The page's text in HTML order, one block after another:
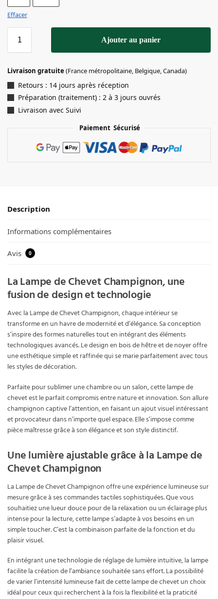
Effacer
Ajouter au panier
Livraison gratuite (France métropolitaine, Belgique, Canada)
Retours : 14 jours après réception
Préparation (traitement) : 2 à 3 jours ouvrés
Livraison avec Suivi
Paiement Sécurisé
Description
Informations complémentaires
Avis 0
La Lampe de Chevet Champignon, une
fusion de design et technologie
Avec la Lampe de Chevet Champignon, chaque intérieur se
transforme en un havre de modernité et d’élégance. Sa conception
s’inspire des formes naturelles tout en intégrant des éléments
technologiques avancés. Le design en bois de hêtre et de noyer offre
une esthétique simple et raffinée qui se marie parfaitement avec tous
les styles de décoration.
Parfaite pour sublimer une chambre ou un salon, cette lampe de
chevet est le parfait compromis entre nature et innovation. Son allure
champignon captive l’attention, en faisant un ajout visuel intéressant
et provocateur dans n’importe quel espace. Elle s’impose comme
pièce maîtresse grâce à son élégance et son style distinctif.
Une lumière ajustable grâce à la Lampe de
Chevet Champignon
La Lampe de Chevet Champignon offre une expérience lumineuse sur
mesure grâce à ses commandes tactiles sophistiquées. Que vous
souhaitiez une lueur douce pour de la relaxation ou un éclairage plus
intense pour la lecture, cette lampe s’adapte à vos besoins en un
simple toucher. C’est la combinaison parfaite de la fonction et du
plaisir visuel.
En intégrant une technologie de réglage de lumière intuitive, la lampe
facilite la création de l’ambiance souhaitée sans effort. La possibilité
de varier l’intensité lumineuse fait de cette lampe de chevet un choix
idéal pour ceux qui recherchent à la fois la flexibilité et la praticité